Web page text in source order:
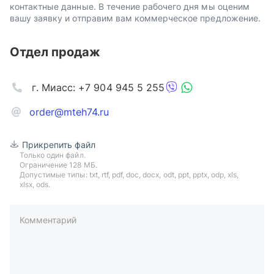
контактные данные. В течение рабочего дня мы оценим
вашу заявку и отправим вам коммерческое предложение.
Отдел продаж
order@mteh74.ru
г. Миасс: +7 904 945 5 255
Прикрепить файл
Только один файл.
Ограничение 128 МБ.
Допустимые типы: txt, rtf, pdf, doc, docx, odt, ppt, pptx, odp, xls,
xlsx, ods.
Комментарий
пример: 89511234567 или +79511324567